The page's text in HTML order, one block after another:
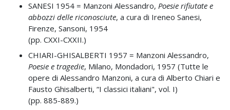
SANESI 1954 = Manzoni Alessandro, Poesie rifiutate e
abbozzi delle riconosciute, a cura di Ireneo Sanesi,
Firenze, Sansoni, 1954
(pp. CXXI-CXXII.)
CHIARI-GHISALBERTI 1957 = Manzoni Alessandro,
Poesie e tragedie, Milano, Mondadori, 1957 (Tutte le
opere di Alessandro Manzoni, a cura di Alberto Chiari e
Fausto Ghisalberti, “I classici italiani", vol. I)
(pp. 885-889.)